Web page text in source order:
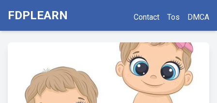
FDPLEARN Contact Tos DMCA